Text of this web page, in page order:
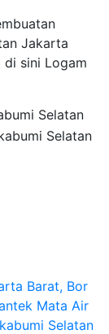
Jakarta
di sini Logam
Selatan
Selatan
Barat, Bor
Mata Air
Selatan